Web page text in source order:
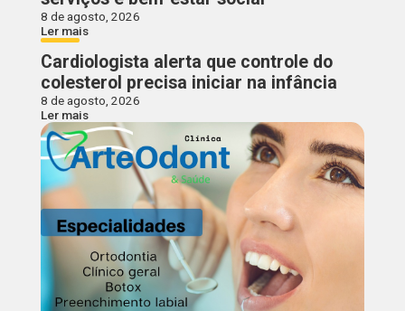
8 de agosto, 2026
Ler mais
Cardiologista alerta que controle do
colesterol precisa iniciar na infância
8 de agosto, 2026
Ler mais